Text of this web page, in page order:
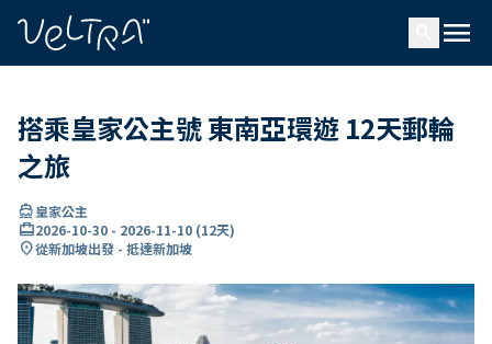
menu
搭乘皇家公主號 東南亞環遊 12天郵輪
之旅
directions_boat皇家公主
card_travel2026-10-30 - 2026-11-10 (12天)
location_on從新加坡出發 - 抵達新加坡